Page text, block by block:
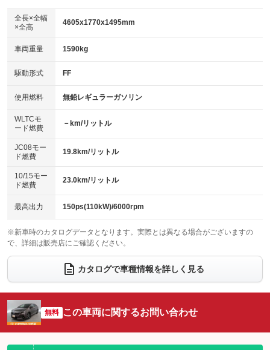
：装備なし
パワーウィンドウ
アイドリングストップ
：装備なし
USB入力端子
：装備なし
100V電源
：装備なし
センターデフロック
：装備なし
電動格納ミラー
：装備なし
：装備あり
革シート
キーレス
HID(キセノンライト)
：装備なし
バックカメラ
：装備あり
エアロ
：装備なし
：装備なし
パワーシート
ベンチシート
：装備なし
チップアップシート
：装備なし
：装備なし ：装備なし
ウォークスルー
：装備なし
電動リアゲート フロントカメラ
：装備なし
：装備なし ：装備なし
サイドカメラ
：装備なし ルーフレール
：装備なし
：装備なし
：装備なし
全長×全幅
×全高
4605x1770x1495mm
車両重量 1590kg
駆動形式 FF
使用燃料 無鉛レギュラーガソリン
WLTCモ
ード燃費
－km/リットル
JC08モー
ド燃費
19.8km/リットル
10/15モー
ド燃費
23.0km/リットル
最高出力 150ps(110kW)/6000rpm
※新車時のカタログデータとなります。実際とは異なる場合がございますの
で、詳細は販売店にご確認ください。
カタログで車種情報を詳しく見る
無料 この車両に関するお問い合わせ